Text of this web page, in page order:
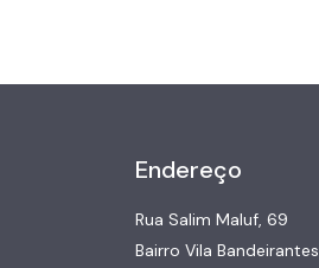
Endereço
Rua Salim Maluf, 69
Bairro Vila Bandeirantes